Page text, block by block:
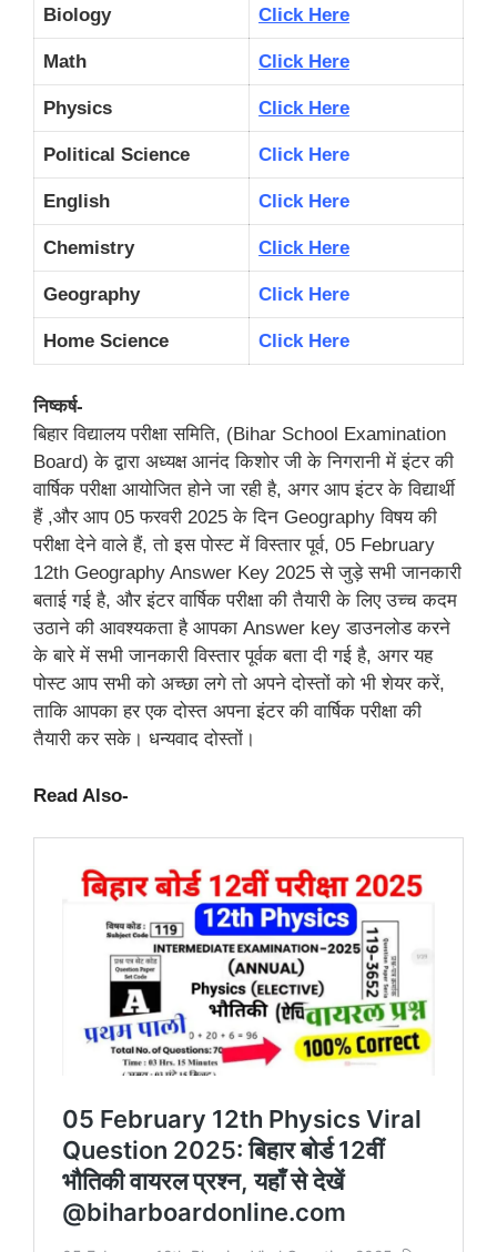
Biology Click Here
Math Click Here
Physics Click Here
Political Science Click Here
English Click Here
Chemistry Click Here
Geography Click Here
Home Science Click Here
निष्कर्ष-
बिहार विद्यालय परीक्षा समिति, (Bihar School Examination
Board) के द्वारा अध्यक्ष आनंद किशोर जी के निगरानी में इंटर की
वार्षिक परीक्षा आयोजित होने जा रही है, अगर आप इंटर के विद्यार्थी
हैं ,और आप 05 फरवरी 2025 के दिन Geography विषय की
परीक्षा देने वाले हैं, तो इस पोस्ट में विस्तार पूर्व, 05 February
12th Geography Answer Key 2025 से जुड़े सभी जानकारी
बताई गई है, और इंटर वार्षिक परीक्षा की तैयारी के लिए उच्च कदम
उठाने की आवश्यकता है आपका Answer key डाउनलोड करने
के बारे में सभी जानकारी विस्तार पूर्वक बता दी गई है, अगर यह
पोस्ट आप सभी को अच्छा लगे तो अपने दोस्तों को भी शेयर करें,
ताकि आपका हर एक दोस्त अपना इंटर की वार्षिक परीक्षा की
तैयारी कर सके। धन्यवाद दोस्तों।
Read Also-